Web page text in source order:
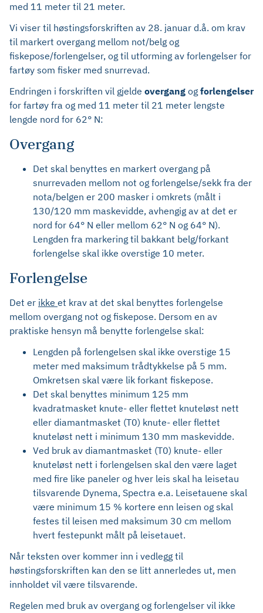
med 11 meter til 21 meter.
Vi viser til høstingsforskriften av 28. januar d.å. om krav
til markert overgang mellom not/belg og
fiskepose/forlengelser, og til utforming av forlengelser for
fartøy som fisker med snurrevad.
Endringen i forskriften vil gjelde overgang og forlengelser
for fartøy fra og med 11 meter til 21 meter lengste
lengde nord for 62° N:
Overgang
Det skal benyttes en markert overgang på
snurrevaden mellom not og forlengelse/sekk fra der
nota/belgen er 200 masker i omkrets (målt i
130/120 mm maskevidde, avhengig av at det er
nord for 64° N eller mellom 62° N og 64° N).
Lengden fra markering til bakkant belg/forkant
forlengelse skal ikke overstige 10 meter.
Forlengelse
Det er ikke et krav at det skal benyttes forlengelse
mellom overgang not og fiskepose. Dersom en av
praktiske hensyn må benytte forlengelse skal:
Lengden på forlengelsen skal ikke overstige 15
meter med maksimum trådtykkelse på 5 mm.
Omkretsen skal være lik forkant fiskepose.
Det skal benyttes minimum 125 mm
kvadratmasket knute- eller flettet knuteløst nett
eller diamantmasket (T0) knute- eller flettet
knuteløst nett i minimum 130 mm maskevidde.
Ved bruk av diamantmasket (T0) knute- eller
knuteløst nett i forlengelsen skal den være laget
med fire like paneler og hver leis skal ha leisetau
tilsvarende Dynema, Spectra e.a. Leisetauene skal
være minimum 15 % kortere enn leisen og skal
festes til leisen med maksimum 30 cm mellom
hvert festepunkt målt på leisetauet.
Når teksten over kommer inn i vedlegg til
høstingsforskriften kan den se litt annerledes ut, men
innholdet vil være tilsvarende.
Regelen med bruk av overgang og forlengelser vil ikke